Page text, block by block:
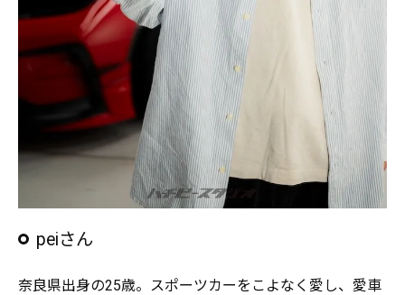
peiさん
奈良県出身の25歳。スポーツカーをこよなく愛し、愛車